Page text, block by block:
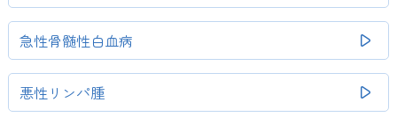
急性骨髄性白血病
悪性リンパ腫